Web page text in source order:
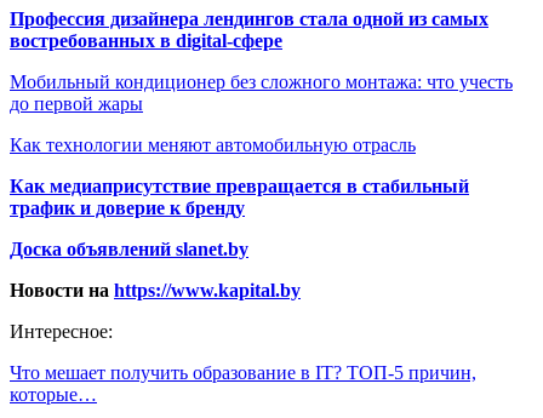
Профессия дизайнера лендингов стала одной из самых
востребованных в digital-сфере
Мобильный кондиционер без сложного монтажа: что учесть
до первой жары
Как технологии меняют автомобильную отрасль
Как медиаприсутствие превращается в стабильный
трафик и доверие к бренду
Доска объявлений slanet.by
Новости на https://www.kapital.by
Интересное:
Что мешает получить образование в IT? ТОП-5 причин,
которые…